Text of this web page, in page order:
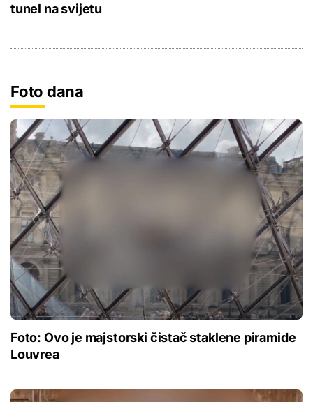
tunel na svijetu
Foto dana
Foto: Ovo je majstorski čistač staklene piramide
Louvrea